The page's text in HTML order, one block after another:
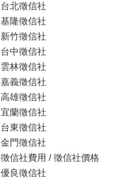
台北徵信社
基隆徵信社
新竹徵信社
台中徵信社
雲林徵信社
嘉義徵信社
高雄徵信社
宜蘭徵信社
台東徵信社
金門徵信社
徵信社費用 / 徵信社價格
優良徵信社